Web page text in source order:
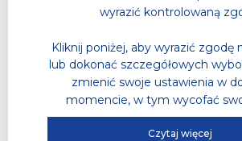
Sportowe Półkolonie w Hali
Parku Wodnym
Kurs Instruktora Pływania
Pływackiego
Hala Sportowa w dniu 23.01.2026 r.
wyrazić kontrolowaną
Kliknij poniżej, aby wyrazić zgodę
lub dokonać szczegółowych
zmienić swoje ustawienia w
momencie, w tym wycofać
Czytaj więcej